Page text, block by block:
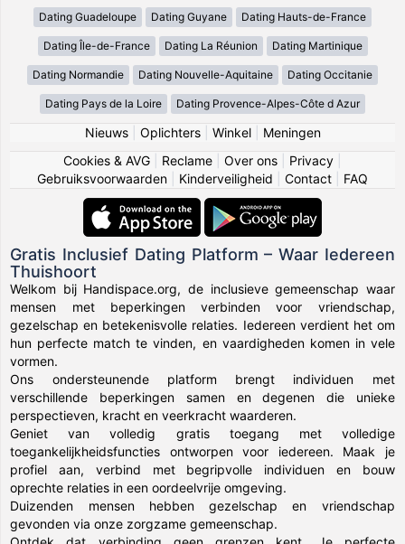
Dating Guadeloupe Dating Guyane Dating Hauts-de-France
Dating Île-de-France Dating La Réunion Dating Martinique
Dating Normandie Dating Nouvelle-Aquitaine Dating Occitanie
Dating Pays de la Loire Dating Provence-Alpes-Côte d Azur
Nieuws| Oplichters| Winkel| Meningen
Cookies & AVG
Reclame Over ons Privacy
Gebruiksvoorwaarden
Kinderveiligheid Contact FAQ
Gratis Inclusief Dating Platform – Waar Iedereen
Thuishoort
Welkom bij Handispace.org, de inclusieve gemeenschap waar
mensen met beperkingen verbinden voor vriendschap,
gezelschap en betekenisvolle relaties. Iedereen verdient het om
hun perfecte match te vinden, en vaardigheden komen in vele
vormen.
Ons ondersteunende platform brengt individuen met
verschillende beperkingen samen en degenen die unieke
perspectieven, kracht en veerkracht waarderen.
Geniet van volledig gratis toegang met volledige
toegankelijkheidsfuncties ontworpen voor iedereen. Maak je
profiel aan, verbind met begripvolle individuen en bouw
oprechte relaties in een oordeelvrije omgeving.
Duizenden mensen hebben gezelschap en vriendschap
gevonden via onze zorgzame gemeenschap.